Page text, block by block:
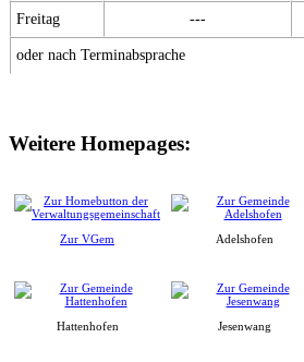
Freitag ---
oder nach Terminabsprache
Weitere Homepages:
Zur VGem Adelshofen
Hattenhofen Jesenwang